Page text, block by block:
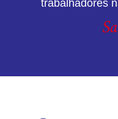
trabalhadores